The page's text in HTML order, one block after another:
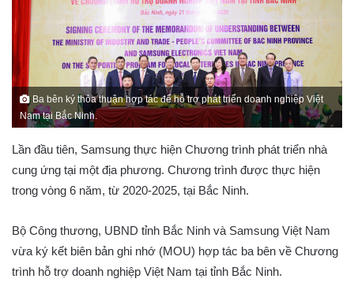
Ba bên ký thỏa thuận hợp tác để hỗ trợ phát triển doanh nghiệp Việt
Nam tại Bắc Ninh.
Lần đầu tiên, Samsung thực hiện Chương trình phát triển nhà
cung ứng tại một địa phương. Chương trình được thực hiện
trong vòng 6 năm, từ 2020-2025, tại Bắc Ninh.
Bộ Công thương, UBND tỉnh Bắc Ninh và Samsung Việt Nam
vừa ký kết biên bản ghi nhớ (MOU) hợp tác ba bên về Chương
trình hỗ trợ doanh nghiệp Việt Nam tại tỉnh Bắc Ninh.